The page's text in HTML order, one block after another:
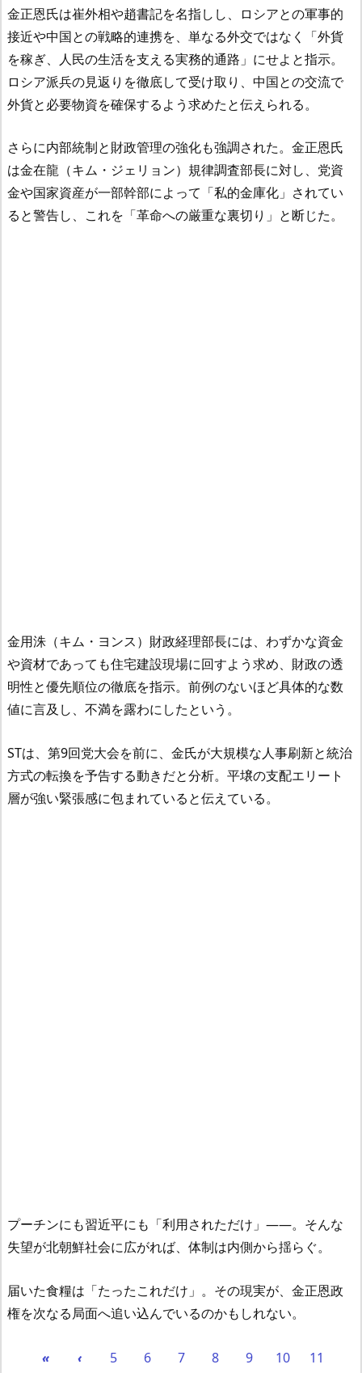
金正恩氏は崔外相や趙書記を名指しし、ロシアとの軍事的
接近や中国との戦略的連携を、単なる外交ではなく「外貨
を稼ぎ、人民の生活を支える実務的通路」にせよと指示。
ロシア派兵の見返りを徹底して受け取り、中国との交流で
外貨と必要物資を確保するよう求めたと伝えられる。
さらに内部統制と財政管理の強化も強調された。金正恩氏
は金在龍（キム・ジェリョン）規律調査部長に対し、党資
金や国家資産が一部幹部によって「私的金庫化」されてい
ると警告し、これを「革命への厳重な裏切り」と断じた。
金用洙（キム・ヨンス）財政経理部長には、わずかな資金
や資材であっても住宅建設現場に回すよう求め、財政の透
明性と優先順位の徹底を指示。前例のないほど具体的な数
値に言及し、不満を露わにしたという。
STは、第9回党大会を前に、金氏が大規模な人事刷新と統治
方式の転換を予告する動きだと分析。平壌の支配エリート
層が強い緊張感に包まれていると伝えている。
プーチンにも習近平にも「利用されただけ」――。そんな
失望が北朝鮮社会に広がれば、体制は内側から揺らぐ。
届いた食糧は「たったこれだけ」。その現実が、金正恩政
権を次なる局面へ追い込んでいるのかもしれない。
« ‹ 5 6 7 8 9 10 11